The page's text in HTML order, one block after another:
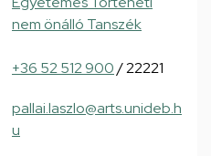
nem önálló Tanszék
+36 52 512 900/ 22221
pallai.laszlo@arts.unideb.h
u